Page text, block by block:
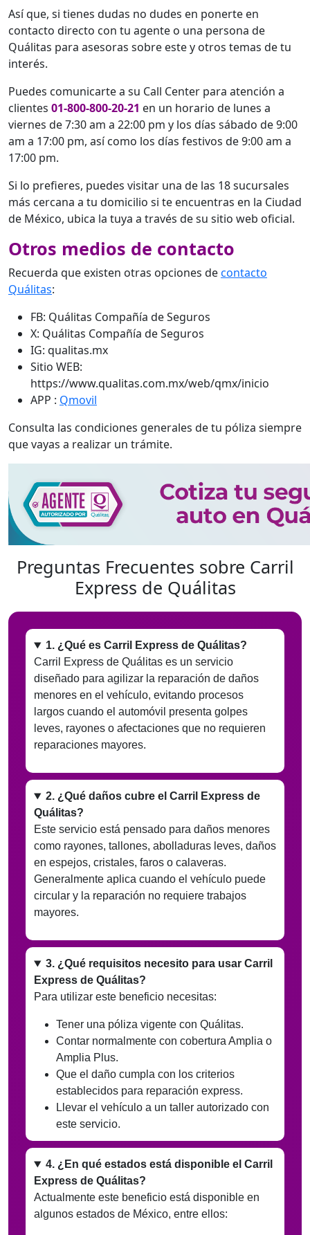
Así que, si tienes dudas no dudes en ponerte en
contacto directo con tu agente o una persona de
Quálitas para asesoras sobre este y otros temas de tu
interés.
Puedes comunicarte a su Call Center para atención a
clientes 01-800-800-20-21 en un horario de lunes a
viernes de 7:30 am a 22:00 pm y los días sábado de 9:00
am a 17:00 pm, así como los días festivos de 9:00 am a
17:00 pm.
Si lo prefieres, puedes visitar una de las 18 sucursales
más cercana a tu domicilio si te encuentras en la Ciudad
de México, ubica la tuya a través de su sitio web oficial.
Otros medios de contacto
Recuerda que existen otras opciones decontacto
Quálitas:
FB: Quálitas Compañía de Seguros
X: Quálitas Compañía de Seguros
IG: qualitas.mx
Sitio WEB:
https://www.qualitas.com.mx/web/qmx/inicio
APP : Qmovil
Consulta las condiciones generales de tu póliza siempre
que vayas a realizar un trámite.
Preguntas Frecuentes sobre Carril
Express de Quálitas
1. ¿Qué es Carril Express de Quálitas?
Carril Express de Quálitas es un servicio
diseñado para agilizar la reparación de daños
menores en el vehículo, evitando procesos
largos cuando el automóvil presenta golpes
leves, rayones o afectaciones que no requieren
reparaciones mayores.
2. ¿Qué daños cubre el Carril Express de
Quálitas?
Este servicio está pensado para daños menores
como rayones, tallones, abolladuras leves, daños
en espejos, cristales, faros o calaveras.
Generalmente aplica cuando el vehículo puede
circular y la reparación no requiere trabajos
mayores.
3. ¿Qué requisitos necesito para usar Carril
Express de Quálitas?
Para utilizar este beneficio necesitas:
Tener una póliza vigente con Quálitas.
Contar normalmente con cobertura Amplia o
Amplia Plus.
Que el daño cumpla con los criterios
establecidos para reparación express.
Llevar el vehículo a un taller autorizado con
este servicio.
4. ¿En qué estados está disponible el Carril
Express de Quálitas?
Actualmente este beneficio está disponible en
algunos estados de México, entre ellos: